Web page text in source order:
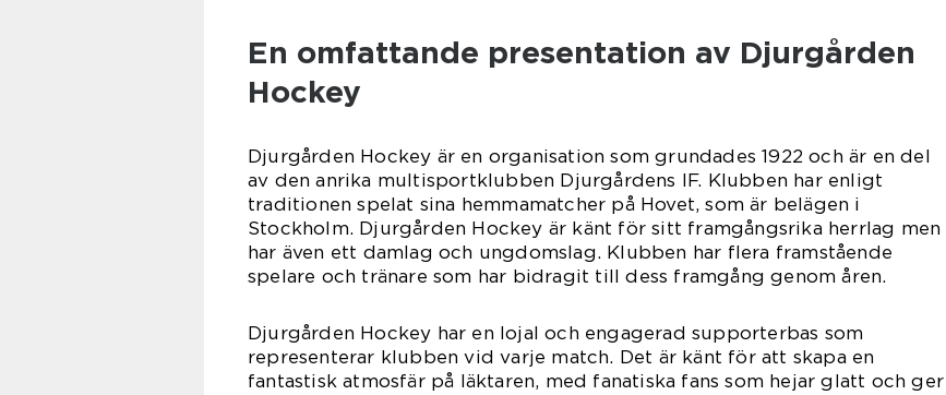
En omfattande presentation av Djurgården
Hockey
Djurgården Hockey är en organisation som grundades 1922 och är en del
av den anrika multisportklubben Djurgårdens IF. Klubben har enligt
traditionen spelat sina hemmamatcher på Hovet, som är belägen i
Stockholm. Djurgården Hockey är känt för sitt framgångsrika herrlag men
har även ett damlag och ungdomslag. Klubben har flera framstående
spelare och tränare som har bidragit till dess framgång genom åren.
Djurgården Hockey har en lojal och engagerad supporterbas som
representerar klubben vid varje match. Det är känt för att skapa en
fantastisk atmosfär på läktaren, med fanatiska fans som hejar glatt och ger